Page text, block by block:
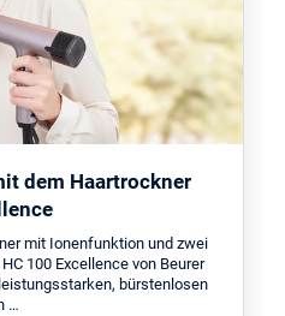
dem Haartrockner
mit Ionenfunktion und zwei
100 Excellence von Beurer
bürstenlosen
…